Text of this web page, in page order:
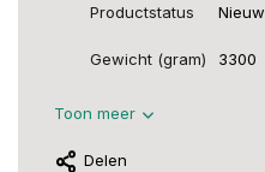
Productstatus Nieuw
Gewicht (gram) 3300
Toon meer
Delen